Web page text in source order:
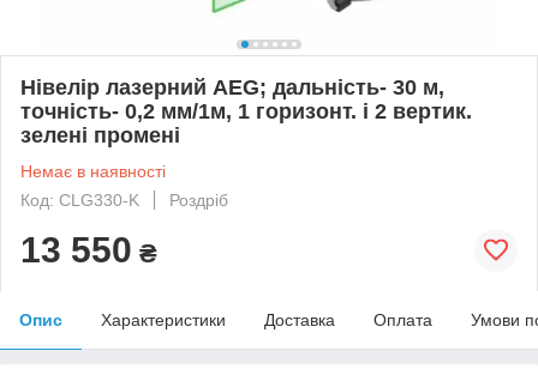
Нівелір лазерний AEG; дальність- 30 м,
точність- 0,2 мм/1м, 1 горизонт. і 2 вертик.
зелені промені
Немає в наявності
Код: CLG330-K
Роздріб
13 550 ₴
Опис Характеристики Доставка Оплата Умови